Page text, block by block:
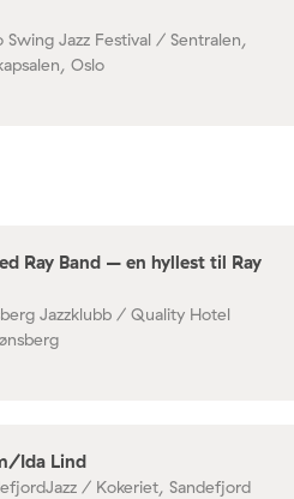
Swing Jazz Festival / Sentralen,
Oslo
Ray Band – en hyllest til Ray
Jazzklubb / Quality Hotel
Ida Lind
/ Kokeriet, Sandefjord